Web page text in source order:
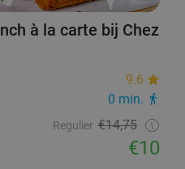
à la carte bij Chez
9.6
0 min.
Regulier €14,75
€10